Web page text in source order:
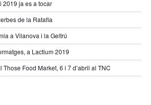
2019 ja es a tocar
de la Ratafia
a Vilanova i la Geltrú
a Lactium 2019
Those Food Market, 6 i 7 d’abril al TNC